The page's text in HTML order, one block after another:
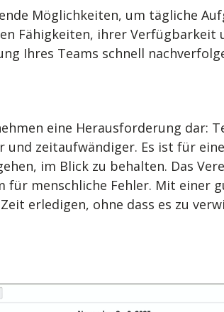
Möglichkeiten, um tägliche
Fähigkeiten, ihrer Verfügbarkeit
Ihres Teams schnell
eine Herausforderung dar:
zeitaufwändiger. Es ist für
im Blick zu behalten. Das
für menschliche Fehler. Mit einer
erledigen, ohne dass es zu